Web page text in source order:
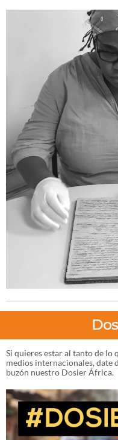
Si quieres estar al tanto de lo
medios internacionales, date
buzón nuestro Dosier África.